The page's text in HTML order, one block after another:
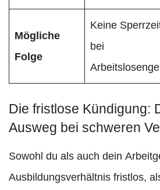
Mögliche
Folge
Keine
bei
Die fristlose Kündigung:
Ausweg bei schweren
Sowohl du als auch dein
Ausbildungsverhältnis fristlos,